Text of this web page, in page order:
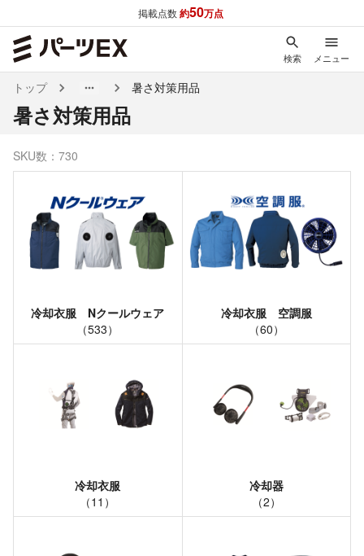
掲載点数約50万点
検索 メニュー
トップ 暑さ対策用品
暑さ対策用品
SKU数： 730
冷却衣服 Nクールウェア
（533）
冷却衣服 空調服
（60）
冷却衣服
（11 ）
冷却器
（2）